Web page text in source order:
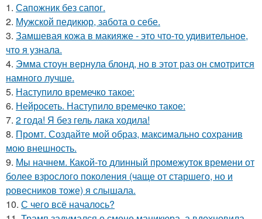
1. Сапожник без сапог.
2. Мужской педикюр, забота о себе.
3. Замшевая кожа в макияже - это что-то удивительное,
что я узнала.
4. Эмма стоун вернула блонд, но в этот раз он смотрится
намного лучше.
5. Наступило времечко такое:
6. Нейросеть. Наступило времечко такое:
7. 2 года! Я без гель лака ходила!
8. Промт. Создайте мой образ, максимально сохранив
мою внешность.
9. Мы начнем. Какой-то длинный промежуток времени от
более взрослого поколения (чаще от старшего, но и
ровесников тоже) я слышала.
10. С чего всё началось?